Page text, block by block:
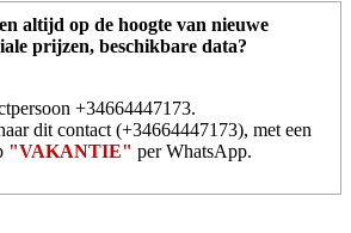
altijd op de hoogte van nieuwe
prijzen, beschikbare data?
+34664447173.
dit contact (+34664447173), met een
"VAKANTIE" per WhatsApp.